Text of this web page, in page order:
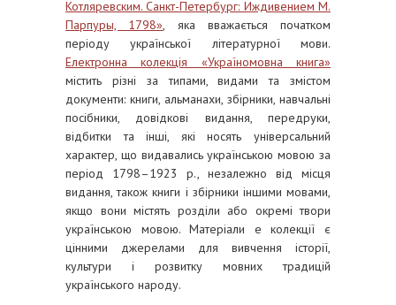
Котляревским. Санкт-Петербург: Иждивением М.
Парпуры, 1798», яка вважається початком
періоду української літературної мови.
Електронна колекція «Україномовна книга»
містить різні за типами, видами та змістом
документи: книги, альманахи, збірники, навчальні
посібники, довідкові видання, передруки,
відбитки та інші, які носять універсальний
характер, що видавались українською мовою за
період 1798–1923 р., незалежно від місця
видання, також книги і збірники іншими мовами,
якщо вони містять розділи або окремі твори
українською мовою. Матеріали е колекції є
цінними джерелами для вивчення історії,
культури і розвитку мовних традицій
українського народу.